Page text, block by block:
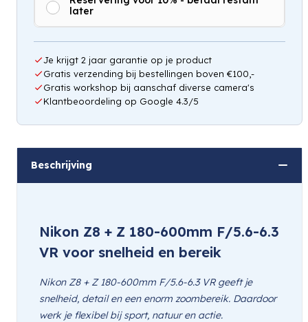
later
Je krijgt 2 jaar garantie op je product
Gratis verzending bij bestellingen boven €100,-
Gratis workshop bij aanschaf diverse camera's
Klantbeoordeling op Google 4.3/5
Beschrijving
Nikon Z8 + Z 180-600mm F/5.6-6.3
VR voor snelheid en bereik
Nikon Z8 + Z 180-600mm F/5.6-6.3 VR geeft je
snelheid, detail en een enorm zoombereik. Daardoor
werk je flexibel bij sport, natuur en actie.